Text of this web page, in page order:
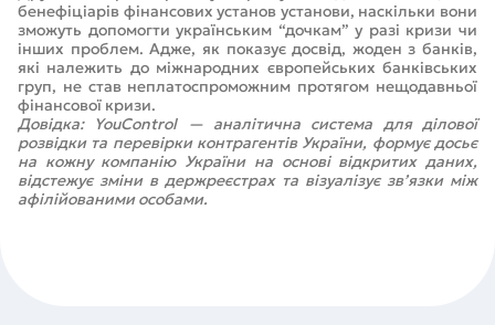
бенефіціарів фінансових установ установи, наскільки вони
зможуть допомогти українським “дочкам” у разі кризи чи
інших проблем. Адже, як показує досвід, жоден з банків,
які належить до міжнародних європейських банківських
груп, не став неплатоспроможним протягом нещодавньої
фінансової кризи.
Довідка: YouControl — aналітична система для ділової
розвідки та перевірки контрагентів України, формує досьє
на кожну компанію України на основі відкритих даних,
відстежує зміни в держреєстрах та візуалізує зв’язки між
афілійованими особами.